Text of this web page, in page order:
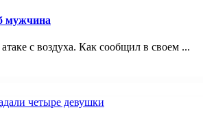
мужчина
с воздуха. Как сообщил в своем ...